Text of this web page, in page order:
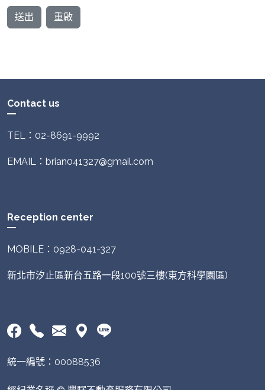
送出 重啟
Contact us
TEL：02-8691-9992
EMAIL：brian041327@gmail.com
Reception center
MOBILE：0928-041-327
新北市汐止區新台五路一段100號三樓(東方科學園區)
統一編號：00088536